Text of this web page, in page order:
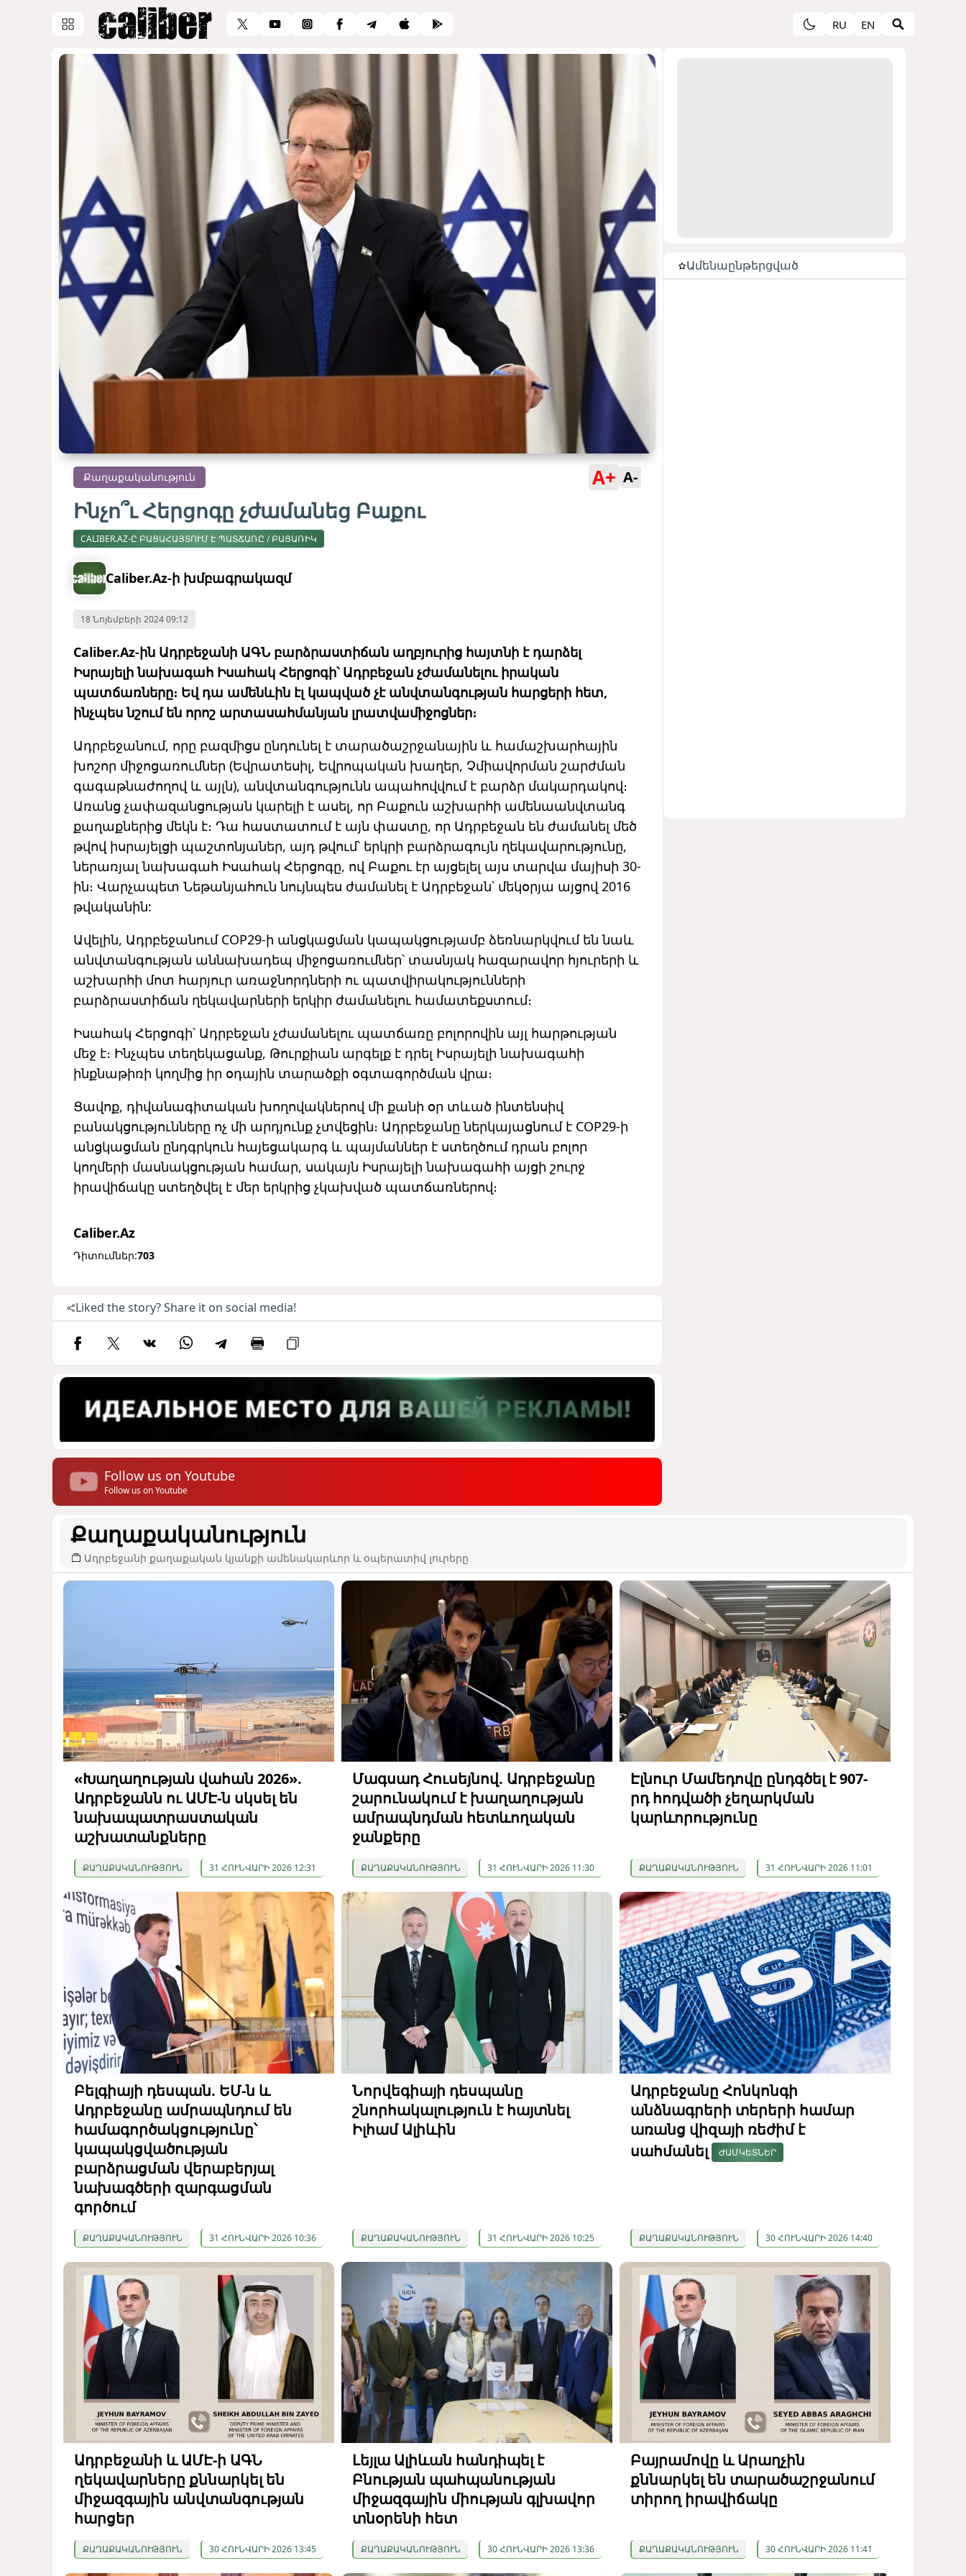
RU EN
Քաղաքականություն A+ A-
Ինչո՞ւ Հերցոգը չժամանեց Բաքու
CALIBER.AZ-Ը ԲԱՑԱՀԱՅՏՈՒՄ Է ՊԱՏՃԱՌԸ / ԲԱՑԱՌԻԿ
Caliber.Az-ի խմբագրակազմ
18 Նոյեմբերի 2024 09:12
Caliber.Az-ին Ադրբեջանի ԱԳՆ բարձրաստիճան աղբյուրից հայտնի է դարձել
Իսրայելի նախագահ Իսահակ Հերցոգի՝ Ադրբեջան չժամանելու իրական
պատճառները։ Եվ դա ամենևին էլ կապված չէ անվտանգության հարցերի հետ,
ինչպես նշում են որոշ արտասահմանյան լրատվամիջոցներ։
Ադրբեջանում, որը բազմիցս ընդունել է տարածաշրջանային և համաշխարհային
խոշոր միջոցառումներ (Եվրատեսիլ, Եվրոպական խաղեր, Չմիավորման շարժման
գագաթնաժողով և այլն), անվտանգությունն ապահովվում է բարձր մակարդակով։
Առանց չափազանցության կարելի է ասել, որ Բաքուն աշխարհի ամենաանվտանգ
քաղաքներից մեկն է։ Դա հաստատում է այն փաստը, որ Ադրբեջան են ժամանել մեծ
թվով իսրայելցի պաշտոնյաներ, այդ թվում՝ երկրի բարձրագույն ղեկավարությունը,
ներառյալ նախագահ Իսահակ Հերցոգը, ով Բաքու էր այցելել այս տարվա մայիսի 30-
ին։ Վարչապետ Նեթանյահուն նույնպես ժամանել է Ադրբեջան՝ մեկօրյա այցով 2016
թվականին:
Ավելին, Ադրբեջանում COP29-ի անցկացման կապակցությամբ ձեռնարկվում են նաև
անվտանգության աննախադեպ միջոցառումներ՝ տասնյակ հազարավոր հյուրերի և
աշխարհի մոտ հարյուր առաջնորդների ու պատվիրակությունների
բարձրաստիճան ղեկավարների երկիր ժամանելու համատեքստում։
Իսահակ Հերցոգի՝ Ադրբեջան չժամանելու պատճառը բոլորովին այլ հարթության
մեջ է։ Ինչպես տեղեկացանք, Թուրքիան արգելք է դրել Իսրայելի նախագահի
ինքնաթիռի կողմից իր օդային տարածքի օգտագործման վրա։
Ցավոք, դիվանագիտական խողովակներով մի քանի օր տևած ինտենսիվ
բանակցությունները ոչ մի արդյունք չտվեցին։ Ադրբեջանը ներկայացնում է COP29-ի
անցկացման ընդգրկուն հայեցակարգ և պայմաններ է ստեղծում դրան բոլոր
կողմերի մասնակցության համար, սակայն Իսրայելի նախագահի այցի շուրջ
իրավիճակը ստեղծվել է մեր երկրից չկախված պատճառներով։
Caliber.Az
Դիտումներ:703
Liked the story? Share it on social media!
Follow us on Youtube
Follow us on Youtube
Ամենաընթերցված
Քաղաքականություն
Ադրբեջանի քաղաքական կյանքի ամենակարևոր և օպերատիվ լուրերը
«Խաղաղության վահան 2026».
Ադրբեջանն ու ԱՄԷ-ն սկսել են
նախապատրաստական ​​
աշխատանքները
ՔԱՂԱՔԱԿԱՆՈՒԹՅՈՒՆ 31 ՀՈՒՆՎԱՐԻ 2026 12:31
Մագսադ Հուսեյնով. Ադրբեջանը
շարունակում է խաղաղության
ամրապնդման հետևողական
ջանքերը
ՔԱՂԱՔԱԿԱՆՈՒԹՅՈՒՆ 31 ՀՈՒՆՎԱՐԻ 2026 11:30
Էլնուր Մամեդովը ընդգծել է 907-
րդ հոդվածի չեղարկման
կարևորությունը
ՔԱՂԱՔԱԿԱՆՈՒԹՅՈՒՆ 31 ՀՈՒՆՎԱՐԻ 2026 11:01
Բելգիայի դեսպան. ԵՄ-ն և
Ադրբեջանը ամրապնդում են
համագործակցությունը՝
կապակցվածության
բարձրացման վերաբերյալ
նախագծերի զարգացման
գործում
ՔԱՂԱՔԱԿԱՆՈՒԹՅՈՒՆ 31 ՀՈՒՆՎԱՐԻ 2026 10:36
Նորվեգիայի դեսպանը
շնորհակալություն է հայտնել
Իլհամ Ալիևին
ՔԱՂԱՔԱԿԱՆՈՒԹՅՈՒՆ 31 ՀՈՒՆՎԱՐԻ 2026 10:25
Ադրբեջանը Հոնկոնգի
անձնագրերի տերերի համար
առանց վիզայի ռեժիմ է
սահմանել
ԺԱՄԿԵՏՆԵՐ
ՔԱՂԱՔԱԿԱՆՈՒԹՅՈՒՆ 30 ՀՈՒՆՎԱՐԻ 2026 14:40
Ադրբեջանի և ԱՄԷ-ի ԱԳՆ
ղեկավարները քննարկել են
միջազգային անվտանգության
հարցեր
ՔԱՂԱՔԱԿԱՆՈՒԹՅՈՒՆ 30 ՀՈՒՆՎԱՐԻ 2026 13:45
Լեյլա Ալիևան հանդիպել է
Բնության պահպանության
միջազգային միության գլխավոր
տնօրենի հետ
ՔԱՂԱՔԱԿԱՆՈՒԹՅՈՒՆ 30 ՀՈՒՆՎԱՐԻ 2026 13:36
Բայրամովը և Արաղչին
քննարկել են տարածաշրջանում
տիրող իրավիճակը
ՔԱՂԱՔԱԿԱՆՈՒԹՅՈՒՆ 30 ՀՈՒՆՎԱՐԻ 2026 11:41